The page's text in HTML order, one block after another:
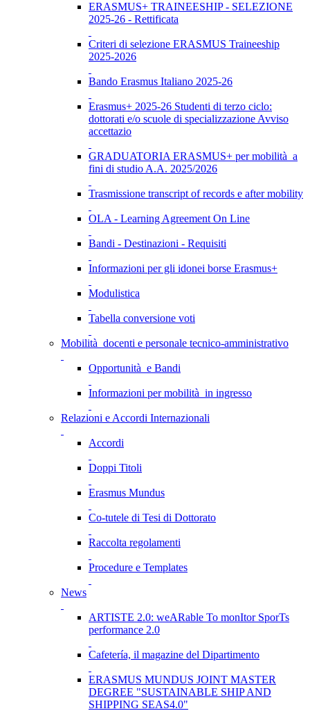
ERASMUS+ TRAINEESHIP - SELEZIONE
2025-26 - Rettificata
Criteri di selezione ERASMUS Traineeship
2025-2026
Bando Erasmus Italiano 2025-26
Erasmus+ 2025-26 Studenti di terzo ciclo:
dottorati e/o scuole di specializzazione Avviso
accettazio
GRADUATORIA ERASMUS+ per mobilità a
fini di studio A.A. 2025/2026
Trasmissione transcript of records e after mobility
OLA - Learning Agreement On Line
Bandi - Destinazioni - Requisiti
Informazioni per gli idonei borse Erasmus+
Modulistica
Tabella conversione voti
Mobilità docenti e personale tecnico-amministrativo
Opportunità e Bandi
Informazioni per mobilità in ingresso
Relazioni e Accordi Internazionali
Accordi
Doppi Titoli
Erasmus Mundus
Co-tutele di Tesi di Dottorato
Raccolta regolamenti
Procedure e Templates
News
ARTISTE 2.0: weARable To monItor SporTs
performance 2.0
Cafetería, il magazine del Dipartimento
ERASMUS MUNDUS JOINT MASTER
DEGREE "SUSTAINABLE SHIP AND
SHIPPING SEAS4.0"